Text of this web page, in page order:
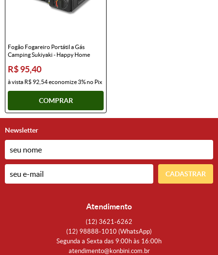
Fogão Fogareiro Portátil a Gás
Camping Sukiyaki - Happy Home
R$ 95,40
à vista R$ 92,54economize3%no Pix
COMPRAR
Newsletter
CADASTRAR
Atendimento
(12) 3621-6262
(12) 98888-1010 (WhatsApp)
Segunda a Sexta das 9:00h às 16:00h
atendimento@konbini.com.br